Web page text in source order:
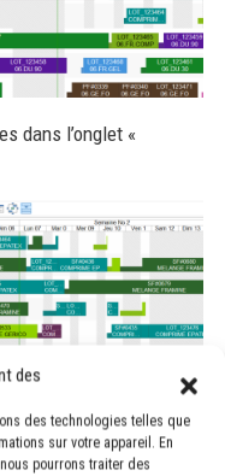
des
des technologies telles que
sur votre appareil. En
pourrons traiter des
dans l’onglet «